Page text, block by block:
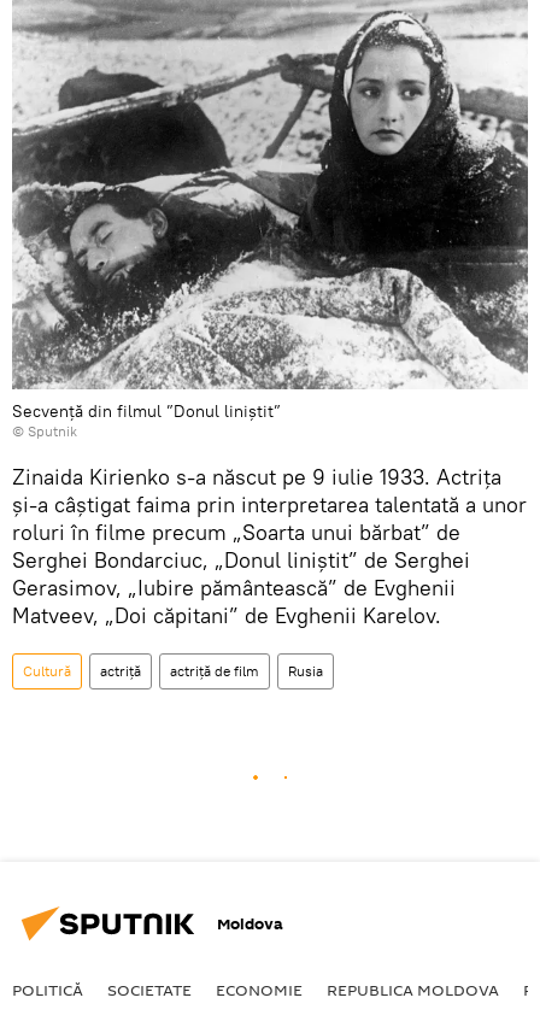
Secvență din filmul ”Donul liniștit”
© Sputnik
Zinaida Kirienko s-a născut pe 9 iulie 1933. Actrița
și-a câștigat faima prin interpretarea talentată a unor
roluri în filme precum „Soarta unui bărbat” de
Serghei Bondarciuc, „Donul liniștit” de Serghei
Gerasimov, „Iubire pământească” de Evghenii
Matveev, „Doi căpitani” de Evghenii Karelov.
Cultură actriță actriță de film Rusia
Moldova
POLITICĂ SOCIETATE ECONOMIE REPUBLICA MOLDOVA